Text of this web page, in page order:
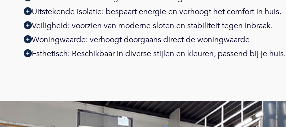
Uitstekende isolatie: bespaart energie en verhoogt het comfort in huis.
Veiligheid: voorzien van moderne sloten en stabiliteit tegen inbraak.
Woningwaarde: verhoogt doorgaans direct de woningwaarde
Esthetisch: Beschikbaar in diverse stijlen en kleuren, passend bij je huis.